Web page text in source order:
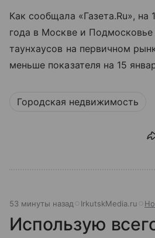
Как сообщала «Газета.Ru», на
года в Москве и Подмосковье
таунхаусов на первичном
меньше показателя на 15
Городская недвижимость
53 минуты назад IrkutskMedia.ru
Использую